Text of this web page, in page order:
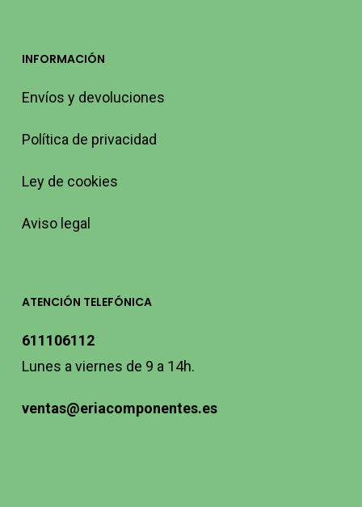
INFORMACIÓN
Envíos y devoluciones
Política de privacidad
Ley de cookies
Aviso legal
ATENCIÓN TELEFÓNICA
611106112
Lunes a viernes de 9 a 14h.
ventas@eriacomponentes.es